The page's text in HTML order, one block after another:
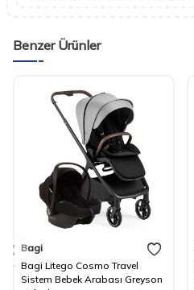
Benzer Ürünler
Bagi
Bagi Litego Cosmo Travel
Sistem Bebek Arabası Greyson